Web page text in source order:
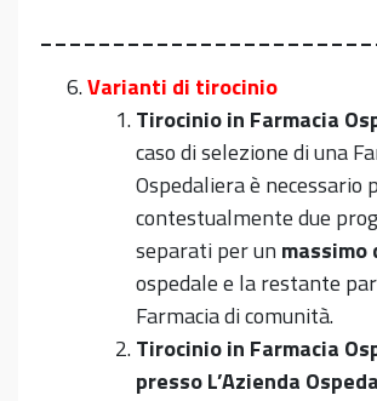
Varianti di tirocinio
Tirocinio in Farmacia
caso di selezione di una
Ospedaliera è necessario
contestualmente due
separati per un massimo
ospedale e la restante
Farmacia di comunità.
Tirocinio in Farmacia
presso L’Azienda